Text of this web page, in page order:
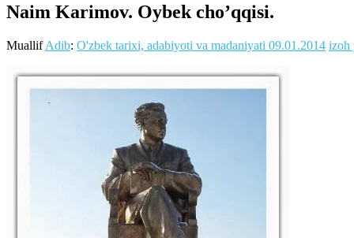
Naim Karimov. Oybek cho’qqisi.
MuallifAdib: O'zbek tarixi, adabiyoti va madaniyati 09.01.2014 izoh